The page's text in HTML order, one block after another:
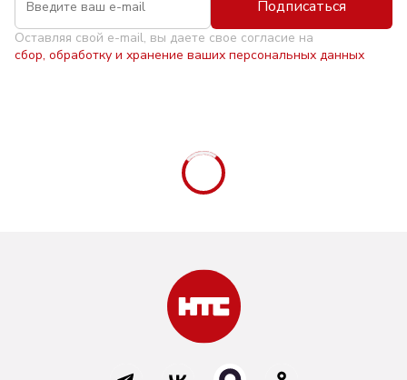
Подписаться
Оставляя свой e-mail, вы даете свое согласие на
сбор, обработку и хранение ваших персональных данных